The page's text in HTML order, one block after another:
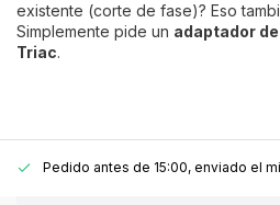
existente (corte de fase)? Eso
Simplemente pide un adaptador
Triac.
Pedido antes de 15:00, enviado el